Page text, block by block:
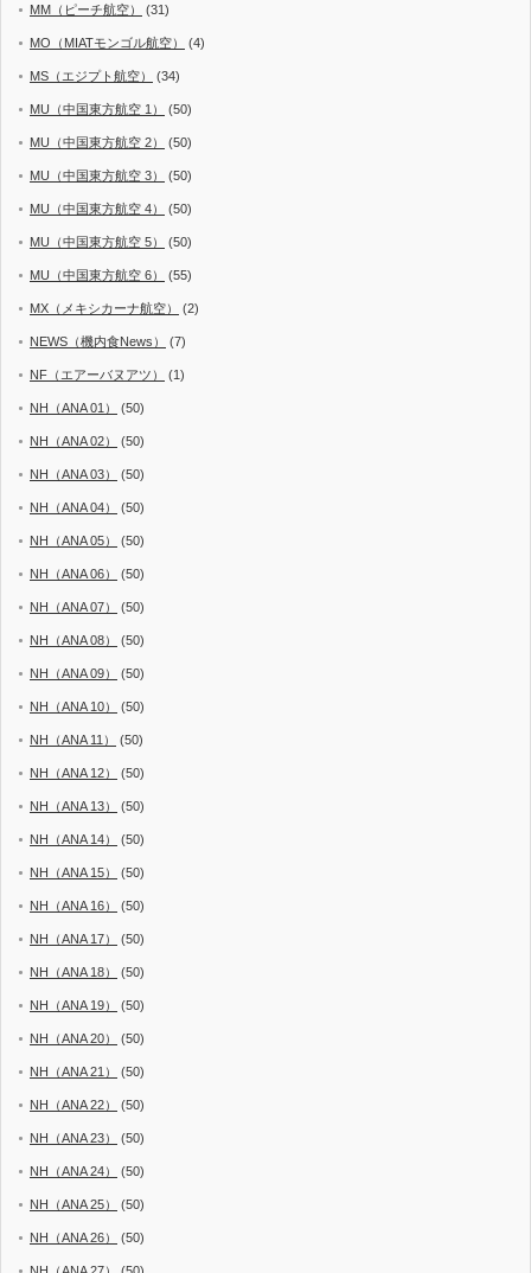
MM（ピーチ航空） (31)
MO（MIATモンゴル航空） (4)
MS（エジプト航空） (34)
MU（中国東方航空 1） (50)
MU（中国東方航空 2） (50)
MU（中国東方航空 3） (50)
MU（中国東方航空 4） (50)
MU（中国東方航空 5） (50)
MU（中国東方航空 6） (55)
MX（メキシカーナ航空） (2)
NEWS（機内食News） (7)
NF（エアーバヌアツ） (1)
NH（ANA 01） (50)
NH（ANA 02） (50)
NH（ANA 03） (50)
NH（ANA 04） (50)
NH（ANA 05） (50)
NH（ANA 06） (50)
NH（ANA 07） (50)
NH（ANA 08） (50)
NH（ANA 09） (50)
NH（ANA 10） (50)
NH（ANA 11） (50)
NH（ANA 12） (50)
NH（ANA 13） (50)
NH（ANA 14） (50)
NH（ANA 15） (50)
NH（ANA 16） (50)
NH（ANA 17） (50)
NH（ANA 18） (50)
NH（ANA 19） (50)
NH（ANA 20） (50)
NH（ANA 21） (50)
NH（ANA 22） (50)
NH（ANA 23） (50)
NH（ANA 24） (50)
NH（ANA 25） (50)
NH（ANA 26） (50)